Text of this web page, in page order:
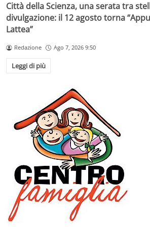
Città della Scienza, una serata tra
divulgazione: il 12 agosto torna
Lattea”
Redazione Ago 7, 2026 9:50
Leggi di più